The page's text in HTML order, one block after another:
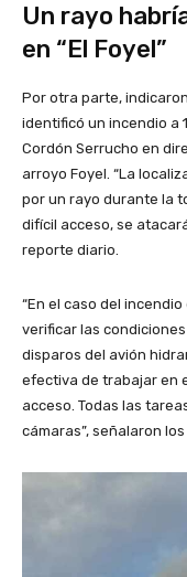
Un rayo
en “El Foyel”
Por otra parte,
identificó un incendio a
Cordón Serrucho en
arroyo Foyel. “La
por un rayo durante la
difícil acceso, se
reporte diario.
“En el caso del
verificar las
disparos del avión
efectiva de trabajar en
acceso. Todas las
cámaras”, señalaron